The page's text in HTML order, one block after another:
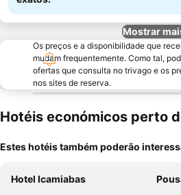
Mostrar
Os preços e a disponibilidade que
mudam frequentemente. Como tal,
ofertas que consulta no trivago e os
nos sites de reserva.
Hotéis económicos perto
Estes hotéis também poderão
Hotel Icamiabas